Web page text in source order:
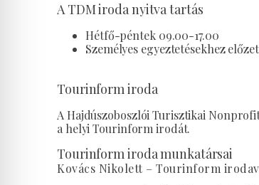
A TDM iroda nyitva tartás
Hétfő-péntek 09.00-17.00
Személyes egyeztetésekhez
Tourinform iroda
A Hajdúszoboszlói Turisztikai
a helyi Tourinform irodát.
Tourinform iroda munkatársai
Kovács Nikolett – Tourinform